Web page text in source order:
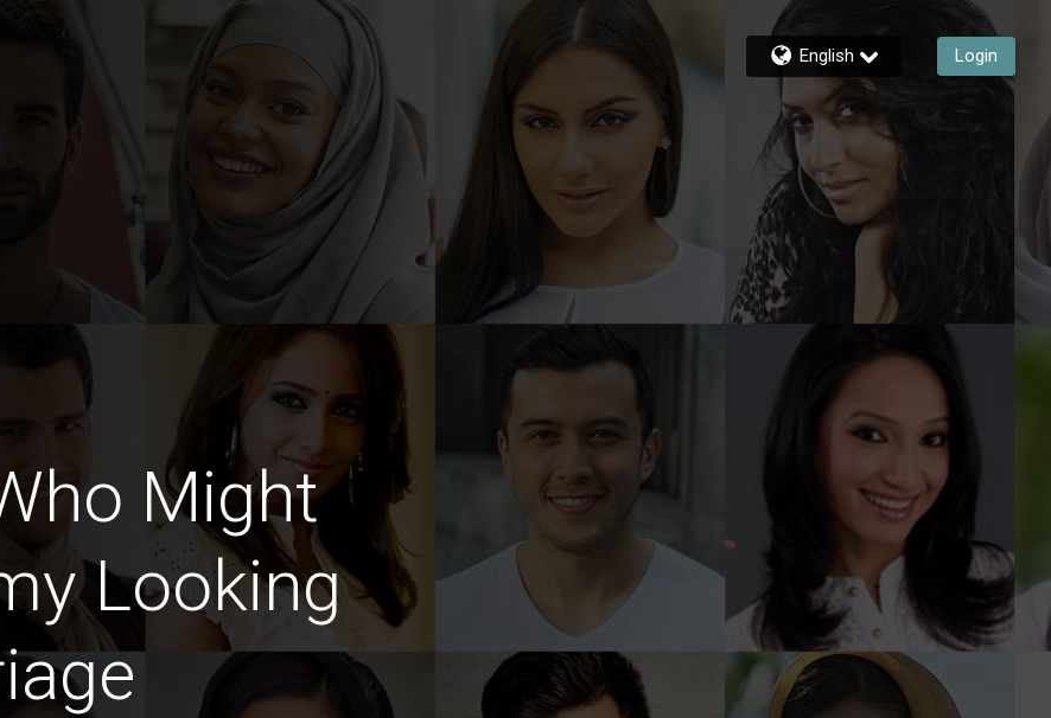
English Login
Might
Looking